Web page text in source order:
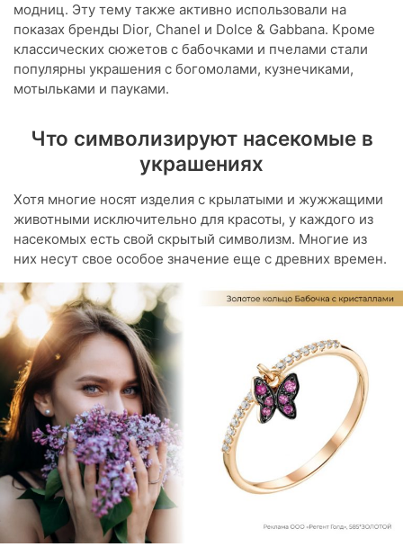
модниц. Эту тему также активно использовали на
показах бренды Dior, Chanel и Dolce & Gabbana. Кроме
классических сюжетов с бабочками и пчелами стали
популярны украшения с богомолами, кузнечиками,
мотыльками и пауками.
Что символизируют насекомые в
украшениях
Хотя многие носят изделия с крылатыми и жужжащими
животными исключительно для красоты, у каждого из
насекомых есть свой скрытый символизм. Многие из
них несут свое особое значение еще с древних времен.